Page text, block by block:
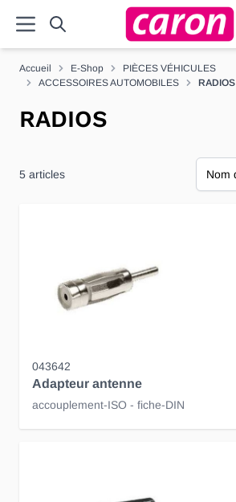
Accueil E-Shop
PIÈCES VÉHICULES
ACCESSOIRES AUTOMOBILES
RADIOS
RADIOS
5 articles
043642
Adapteur antenne
accouplement-ISO - fiche-DIN